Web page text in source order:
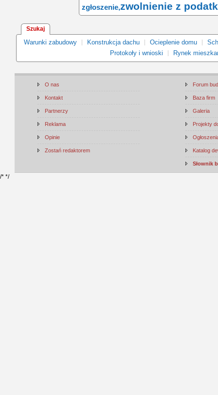
zgłoszenie,zwolnienie z
Szukaj
Warunki zabudowy Konstrukcja dachu Ocieplenie domu
Protokoły i wnioski
Rynek
O nas
Kontakt
Partnerzy
Reklama
Opinie
Zostań redaktorem
Forum
Baza firm
Galeria
Projekty
Katalog
Słownik
/* */